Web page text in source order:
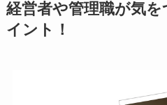
経営者や管理職が気
イント！